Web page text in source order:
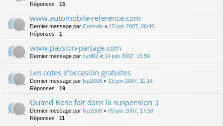
Réponses : 15
www.automobile-reference.com
Dernier message par Comodo « 15 juin 2007, 06:46
Réponses : 1
www.passion-partage.com
Dernier message par cyril92 « 14 juin 2007, 15:59
Les cotes d'occasion gratuites
Dernier message par fxp2008 « 13 juin 2007, 11:14
Réponses : 19
Quand Bose fait dans la suspension :)
Dernier message par fxp2008 « 09 juin 2007, 17:58
Réponses : 11